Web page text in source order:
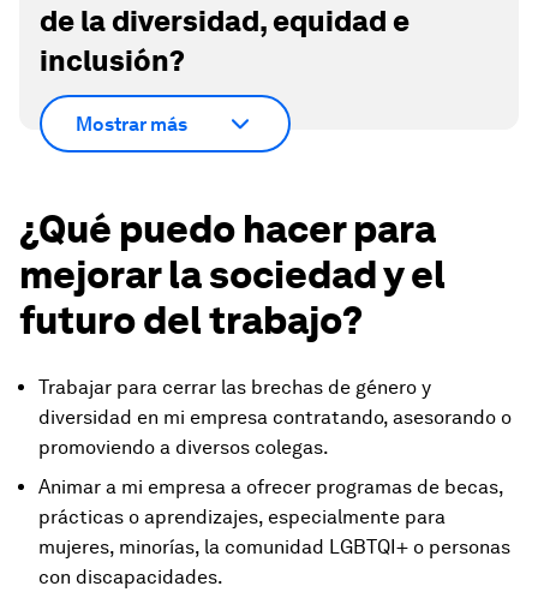
de la diversidad, equidad e
inclusión?
Mostrar más
¿Qué puedo hacer para
mejorar la sociedad y el
futuro del trabajo?
Trabajar para cerrar las brechas de género y
diversidad en mi empresa contratando, asesorando o
promoviendo a diversos colegas.
Animar a mi empresa a ofrecer programas de becas,
prácticas o aprendizajes, especialmente para
mujeres, minorías, la comunidad LGBTQI+ o personas
con discapacidades.